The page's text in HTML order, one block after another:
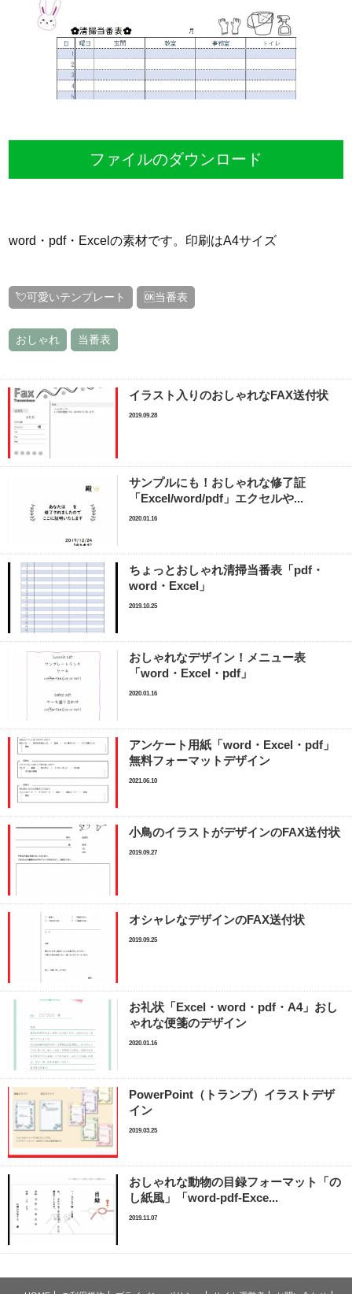
ファイルのダウンロード
word・pdf・Excelの素材です。印刷はA4サイズ
💘可愛いテンプレート 🆗当番表
おしゃれ 当番表
イラスト入りのおしゃれなFAX送付状
2019.09.28
サンプルにも！おしゃれな修了証
「Excel/word/pdf」エクセルや...
2020.01.16
ちょっとおしゃれ清掃当番表「pdf・
word・Excel」
2019.10.25
おしゃれなデザイン！メニュー表
「word・Excel・pdf」
2020.01.16
アンケート用紙「word・Excel・pdf」
無料フォーマットデザイン
2021.06.10
小鳥のイラストがデザインのFAX送付状
2019.09.27
オシャレなデザインのFAX送付状
2019.09.25
お礼状「Excel・word・pdf・A4」おし
ゃれな便箋のデザイン
2020.01.16
PowerPoint（トランプ）イラストデザ
イン
2019.03.25
おしゃれな動物の目録フォーマット「の
し紙風」「word-pdf-Exce...
2019.11.07